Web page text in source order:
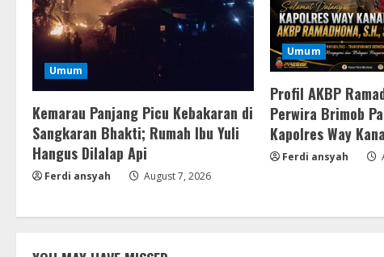
Umum
Kemarau Panjang Picu Kebakaran di
Sangkaran Bhakti; Rumah Ibu Yuli
Hangus Dilalap Api
Ferdi ansyah August 7, 2026
Umum
Profil AKBP
Perwira Brimob
Kapolres Way
Ferdi ansyah